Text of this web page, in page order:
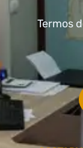
Termos